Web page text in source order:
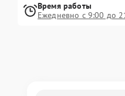
Время работы
Ежедневно с 9:00 до